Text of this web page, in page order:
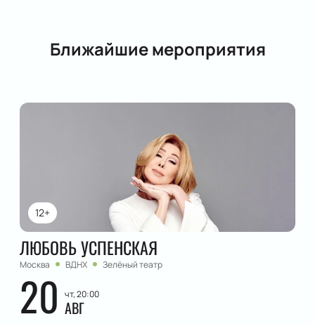
Ближайшие мероприятия
12+
ЛЮБОВЬ УСПЕНСКАЯ
Москва ВДНХ Зелёный театр
20 чт, 20:00
АВГ